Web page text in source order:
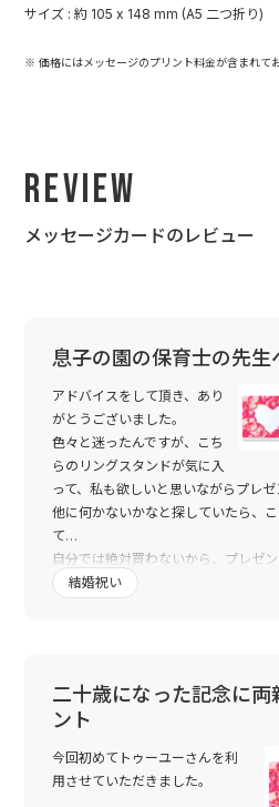
サイズ : 約 105 x 148 mm (A5 二つ折り)
※ 価格にはメッセージのプリント料金が含まれてお
Review
メッセージカードのレビュー
息子の園の保育士の先生
アドバイスをして頂き、あり
がとうございました。
色々と迷ったんですが、こち
らのリングスタンドが気に入
って、私も欲しいと思いながらプレゼ
他に何かないかなと探していたら、
て…
自分では絶対買わないから、プレゼ
息子がお世話になっている保育士さ
結婚祝い
二十歳になった記念に両
ント
今回初めてトゥーユーさんを利
用させていただきました。